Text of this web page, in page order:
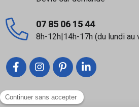
Liens utiles
07 85 06 15 44
8h-12h|14h-17h (du lundi au